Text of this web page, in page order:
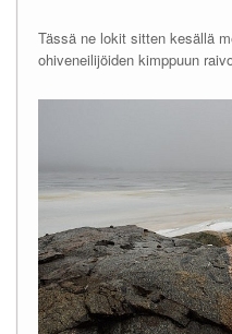
Tässä ne lokit sitten kesällä
ohiveneilijöiden kimppuun